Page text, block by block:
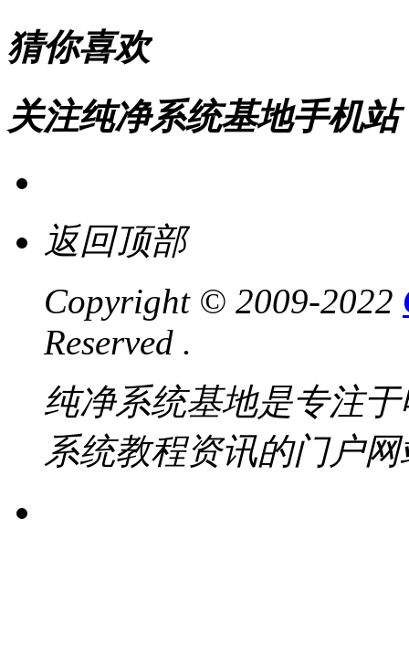
猜你喜欢
关注纯净系统基地手机站
返回顶部
Copyright © 2009-2022
Reserved .
纯净系统基地是专注
系统教程资讯的门户